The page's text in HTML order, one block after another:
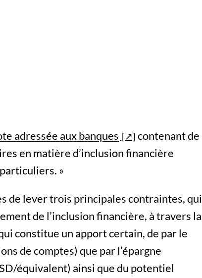
adressée aux banques
contenant de
en matière d’inclusion financière
»
de lever trois principales contraintes, qui
de l’inclusion financière, à travers la
constitue un apport certain, de par le
de comptes) que par l’épargne
équivalent) ainsi que du potentiel